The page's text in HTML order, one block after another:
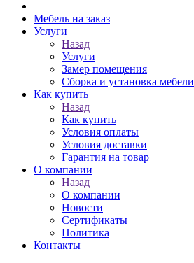
Мебель на заказ
Услуги
Назад
Услуги
Замер помещения
Сборка и установка мебели
Как купить
Назад
Как купить
Условия оплаты
Условия доставки
Гарантия на товар
О компании
Назад
О компании
Новости
Сертификаты
Политика
Контакты